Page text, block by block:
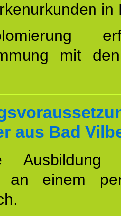
in
mit
aus Bad
an einem